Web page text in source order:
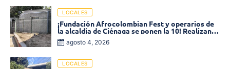
LOCALES
¡Fundación Afrocolombian Fest y operarios de
la alcaldía de Ciénaga se ponen la 10! Realizan
limpieza de la parte posterior del Coliseo
Monumental
agosto 4, 2026
LOCALES